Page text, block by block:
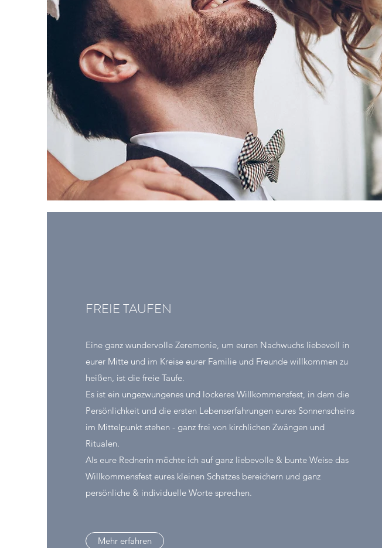
FREIE TAUFEN
Eine ganz wundervolle Zeremonie, um euren Nachwuchs liebevoll in
eurer Mitte und im Kreise eurer Familie und Freunde willkommen zu
heißen, ist die freie Taufe.
Es ist ein ungezwungenes und lockeres Willkommensfest, in dem die
Persönlichkeit und die ersten Lebenserfahrungen eures Sonnenscheins
im Mittelpunkt stehen - ganz frei von kirchlichen Zwängen und
Ritualen.
Als eure Rednerin möchte ich auf ganz liebevolle & bunte Weise das
Willkommensfest eures kleinen Schatzes bereichern und ganz
persönliche & individuelle Worte sprechen.
Mehr erfahren